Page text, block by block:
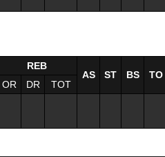
REB
AS
ST BS TO
OR DR TOT